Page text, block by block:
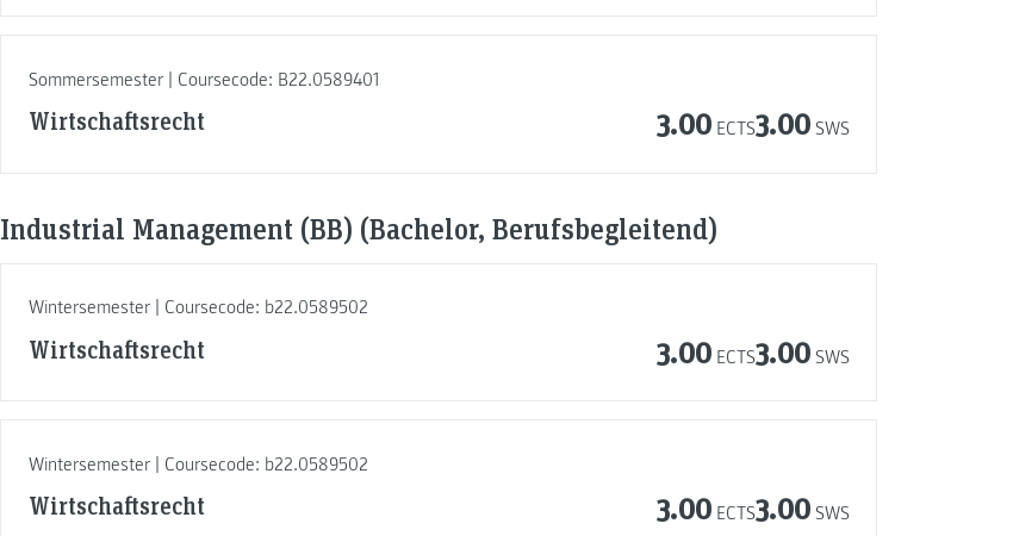
Sommersemester | Coursecode: B22.0589401
Wirtschaftsrecht 3.00 ECTS3.00 SWS
Industrial Management (BB) (Bachelor, Berufsbegleitend)
Wintersemester | Coursecode: b22.0589502
Wirtschaftsrecht 3.00 ECTS3.00 SWS
Wintersemester | Coursecode: b22.0589502
Wirtschaftsrecht 3.00 ECTS3.00 SWS